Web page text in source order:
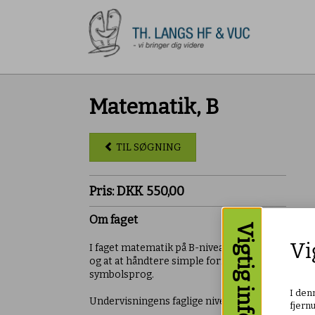
Matematik, B
TIL SØGNING
Pris: DKK 550,00
Om faget
I faget matematik på B-niveau vil du lære at
og at at håndtere simple formler. Du vil
symbolsprog.
Undervisningens faglige niveau er det
Vigtig info
I